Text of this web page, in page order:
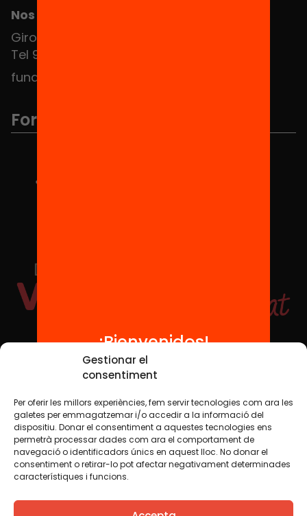
Gestionar el
consentiment
Per oferir les millors experiències, fem servir tecnologies com ara les
galetes per emmagatzemar i/o accedir a la informació del
dispositiu. Donar el consentiment a aquestes tecnologies ens
permetrà processar dades com ara el comportament de
navegació o identificadors únics en aquest lloc. No donar el
consentiment o retirar-lo pot afectar negativament determinades
característiques i funcions.
Nos puedes encontrar en el HUB Social
Girona 34, interior 08010 Barcelona
Tel 934 588 700
fundacio@equitat.org
Formamos parte de...
Redes sociales
TWT YTB IG FB IN
Aviso legalPolítica de cookies
Creemos que el conocimiento debe compartirse. Por eso
¡Bienvenidos!